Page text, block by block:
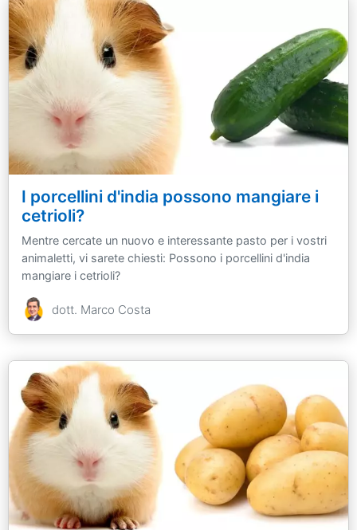
I porcellini d'india possono mangiare i
cetrioli?
Mentre cercate un nuovo e interessante pasto per i vostri
animaletti, vi sarete chiesti: Possono i porcellini d'india
mangiare i cetrioli?
dott. Marco Costa